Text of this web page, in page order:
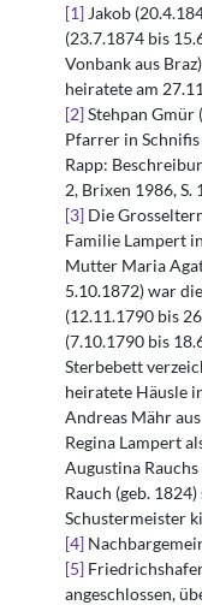
[1] Jakob
(23.7.1874 bis
Vonbank aus
heiratete am
[2]Stehpan Gmür
Pfarrer in Schnifis
Rapp:
2, Brixen 1986, S.
[3] Die
Familie Lampert
Mutter Maria
5.10.1872) war
(12.11.1790 bis
(7.10.1790 bis
Sterbebett
heiratete Häusle
Andreas Mähr
Regina Lampert
Augustina
Rauch (geb.
Schustermeister
[4]
[5]
angeschlossen,